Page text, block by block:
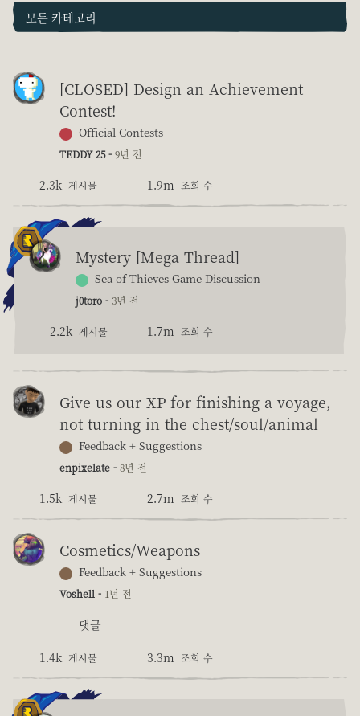
모든 카테고리
[CLOSED] Design an Achievement
Contest!
Official Contests
TEDDY 25 - 9년 전
2.3k 게시물 1.9m 조회 수
Mystery [Mega Thread]
Sea of Thieves Game Discussion
j0toro - 3년 전
2.2k 게시물 1.7m 조회 수
Give us our XP for finishing a voyage,
not turning in the chest/soul/animal
Feedback + Suggestions
enpixelate - 8년 전
1.5k 게시물 2.7m 조회 수
Cosmetics/Weapons
Feedback + Suggestions
Voshell - 1년 전
댓글
1.4k 게시물 3.3m 조회 수